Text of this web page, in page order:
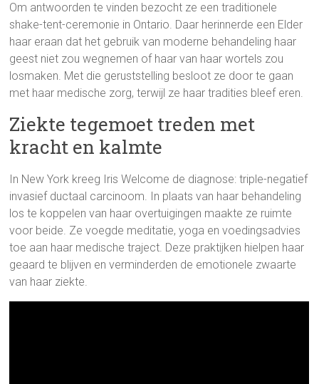
Om antwoorden te vinden bezocht ze een traditionele
shake-tent-ceremonie in Ontario. Daar herinnerde een Elder
haar eraan dat het gebruik van moderne behandeling haar
geest niet zou wegnemen of haar van haar wortels zou
losmaken. Met die geruststelling besloot ze door te gaan
met haar medische zorg, terwijl ze haar tradities bleef eren.
Ziekte tegemoet treden met
kracht en kalmte
In New York kreeg Iris Welcome de diagnose: triple-negatief
invasief ductaal carcinoom. In plaats van haar behandeling
los te koppelen van haar overtuigingen maakte ze ruimte
voor beide. Ze voegde meditatie, yoga en voedingsadvies
toe aan haar medische traject. Deze praktijken hielpen haar
geaard te blijven en verminderden de emotionele zwaarte
van haar ziekte.